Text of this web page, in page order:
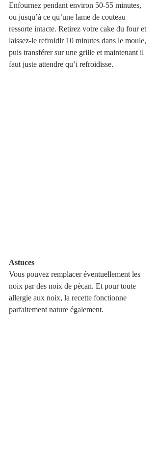
Enfournez pendant environ 50-55 minutes,
ou jusqu’à ce qu’une lame de couteau
ressorte intacte. Retirez votre cake du four et
laissez-le refroidir 10 minutes dans le moule,
puis transférer sur une grille et maintenant il
faut juste attendre qu’i refroidisse.
Astuces
Vous pouvez remplacer éventuellement les
noix par des noix de pécan. Et pour toute
allergie aux noix, la recette fonctionne
parfaitement nature également.